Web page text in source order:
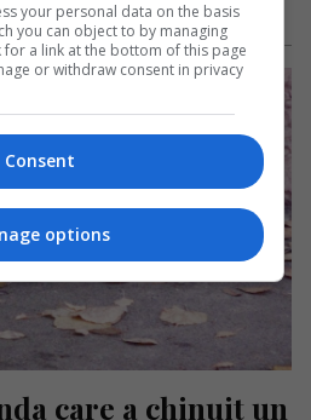
care a chinuit un
your personal data on the basis
you can object to by managing
a link at the bottom of this page
or withdraw consent in privacy
Consent
options